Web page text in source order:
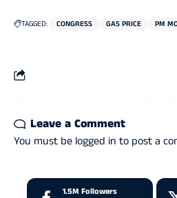
TAGGED: CONGRESS GAS PRICE PM
Leave a Comment
You must be logged in to post a
1.5M Followers